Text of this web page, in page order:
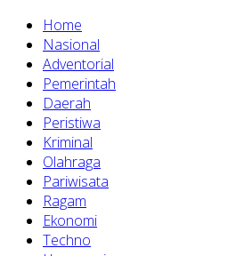
Home
Nasional
Adventorial
Pemerintah
Daerah
Peristiwa
Kriminal
Olahraga
Pariwisata
Ragam
Ekonomi
Techno